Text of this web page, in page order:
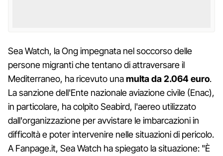
Sea Watch, la Ong impegnata nel soccorso delle
persone migranti che tentano di attraversare il
Mediterraneo, ha ricevuto unamulta da 2.064 euro.
La sanzione dell'Ente nazionale aviazione civile (Enac),
in particolare, ha colpito Seabird, l'aereo utilizzato
dall'organizzazione per avvistare le imbarcazioni in
difficoltà e poter intervenire nelle situazioni di pericolo.
A Fanpage.it, Sea Watch ha spiegato la situazione: "È